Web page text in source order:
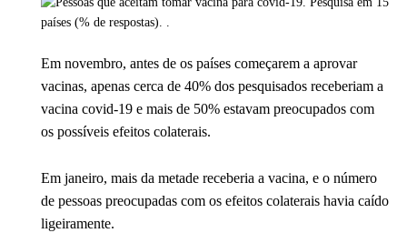
Em novembro, antes de os países começarem a aprovar
vacinas, apenas cerca de 40% dos pesquisados ​​receberiam a
vacina covid-19 e mais de 50% estavam preocupados com
os possíveis efeitos colaterais.
Em janeiro, mais da metade receberia a vacina, e o número
de pessoas preocupadas com os efeitos colaterais havia caído
ligeiramente.